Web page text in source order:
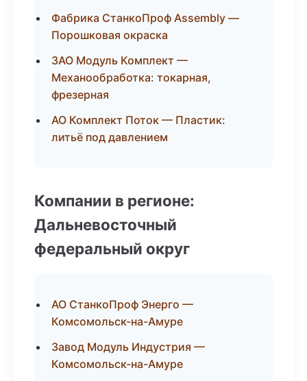
Фабрика СтанкоПроф Assembly —
Порошковая окраска
ЗАО Модуль Комплект —
Механообработка: токарная,
фрезерная
АО Комплект Поток — Пластик:
литьё под давлением
Компании в регионе:
Дальневосточный
федеральный округ
АО СтанкоПроф Энерго —
Комсомольск-на-Амуре
Завод Модуль Индустрия —
Комсомольск-на-Амуре